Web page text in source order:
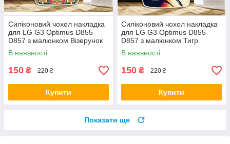
Силіконовий чохол накладка
для LG G3 Optimus D855
D857 з малюнком Візерунок
В наявності
150 ₴ 220 ₴
Купити
Силіконовий чохол накладка
для LG G3 Optimus D855
D857 з малюнком Тигр
В наявності
150 ₴ 220 ₴
Купити
Показати ще